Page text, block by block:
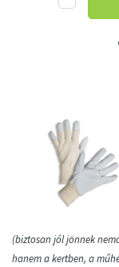
(biztosan jól jönnek
hanem a kertben, a